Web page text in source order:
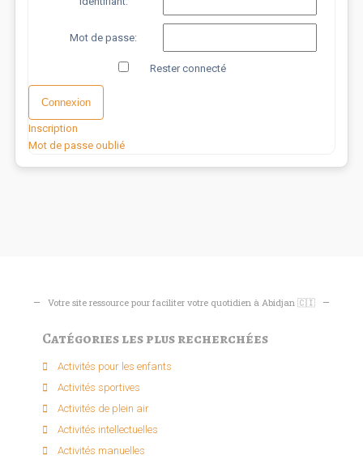
Mot de passe:
Rester connecté
Connexion
Inscription
Mot de passe oublié
Votre site ressource pour faciliter votre quotidien à Abidjan 🇨🇮
Catégories les plus recherchées
Activités pour les enfants​
Activités sportives​
Activités de plein air​
Activités intellectuelle​s
Activités manuelles​